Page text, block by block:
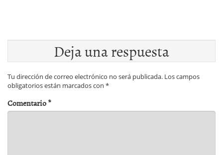
Deja una respuesta
Tu dirección de correo electrónico no será publicada. Los campos
obligatorios están marcados con *
Comentario*